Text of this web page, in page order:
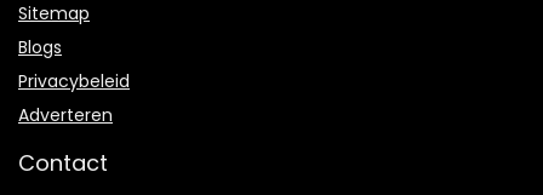
Sitemap
Blogs
Privacybeleid
Adverteren
Contact